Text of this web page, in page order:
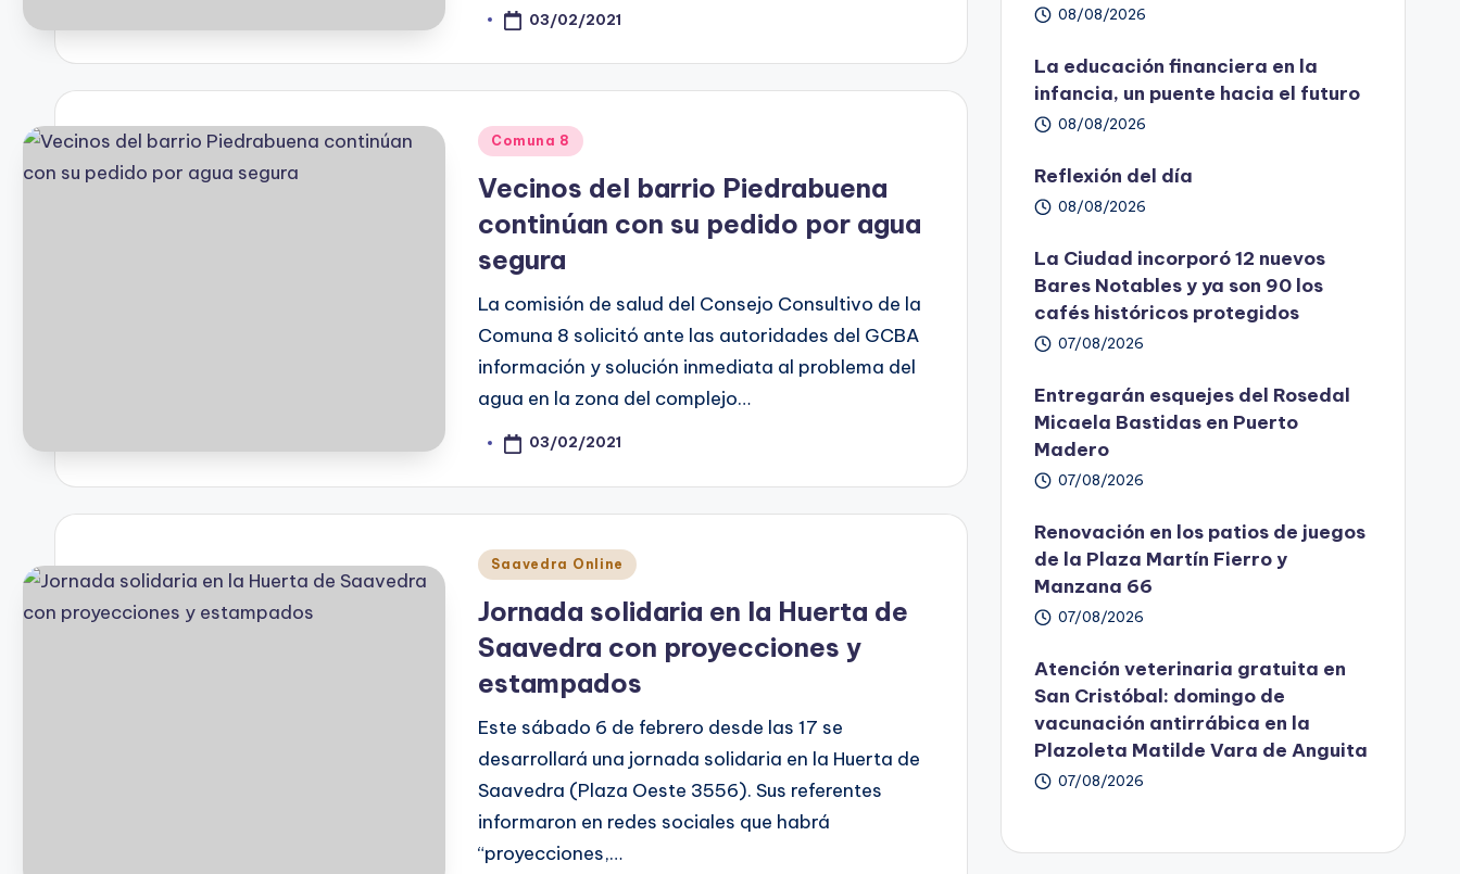
Posted03/02/2021
Posted
Comuna 8
Vecinos del barrio Piedrabuena
continúan con su pedido por agua
segura
La comisión de salud del Consejo Consultivo de la
Comuna 8 solicitó ante las autoridades del GCBA
información y solución inmediata al problema del
agua en la zona del complejo…
Posted03/02/2021
Posted
Saavedra Online
Jornada solidaria en la Huerta de
Saavedra con proyecciones y
estampados
Este sábado 6 de febrero desde las 17 se
desarrollará una jornada solidaria en la Huerta de
Saavedra (Plaza Oeste 3556). Sus referentes
informaron en redes sociales que habrá
“proyecciones,…
08/08/2026
La educación financiera en la
infancia, un puente hacia el futuro
08/08/2026
Reflexión del día
08/08/2026
La Ciudad incorporó 12 nuevos
Bares Notables y ya son 90 los
cafés históricos protegidos
07/08/2026
Entregarán esquejes del Rosedal
Micaela Bastidas en Puerto
Madero
07/08/2026
Renovación en los patios de juegos
de la Plaza Martín Fierro y
Manzana 66
07/08/2026
Atención veterinaria gratuita en
San Cristóbal: domingo de
vacunación antirrábica en la
Plazoleta Matilde Vara de Anguita
07/08/2026